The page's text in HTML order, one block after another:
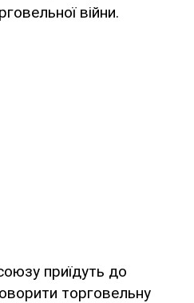
війни.
приїдуть до
торговельну